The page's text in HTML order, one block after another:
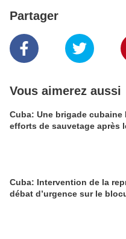
Partager
Vous aimerez aussi
Cuba: Une brigade cubaine
efforts de sauvetage après
Cuba: Intervention de la
débat d’urgence sur le